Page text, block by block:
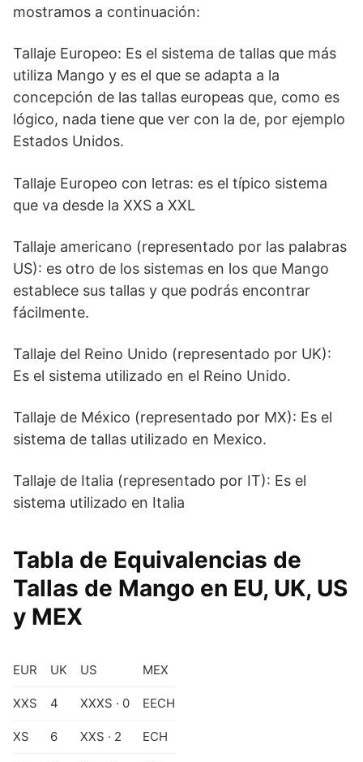
mostramos a continuación:
Tallaje Europeo: Es el sistema de tallas que más
utiliza Mango y es el que se adapta a la
concepción de las tallas europeas que, como es
lógico, nada tiene que ver con la de, por ejemplo
Estados Unidos.
Tallaje Europeo con letras: es el típico sistema
que va desde la XXS a XXL
Tallaje americano (representado por las palabras
US): es otro de los sistemas en los que Mango
establece sus tallas y que podrás encontrar
fácilmente.
Tallaje del Reino Unido (representado por UK):
Es el sistema utilizado en el Reino Unido.
Tallaje de México (representado por MX): Es el
sistema de tallas utilizado en Mexico.
Tallaje de Italia (representado por IT): Es el
sistema utilizado en Italia
Tabla de Equivalencias de
Tallas de Mango en EU, UK, US
y MEX
EUR UK US MEX
XXS 4 XXXS · 0 EECH
XS 6 XXS · 2 ECH